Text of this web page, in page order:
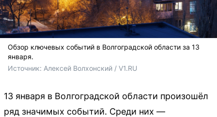
Обзор ключевых событий в Волгоградской области за 13
января.
Источник: Алексей Волхонский / V1.RU
13 января в Волгоградской области произошёл
ряд значимых событий. Среди них —